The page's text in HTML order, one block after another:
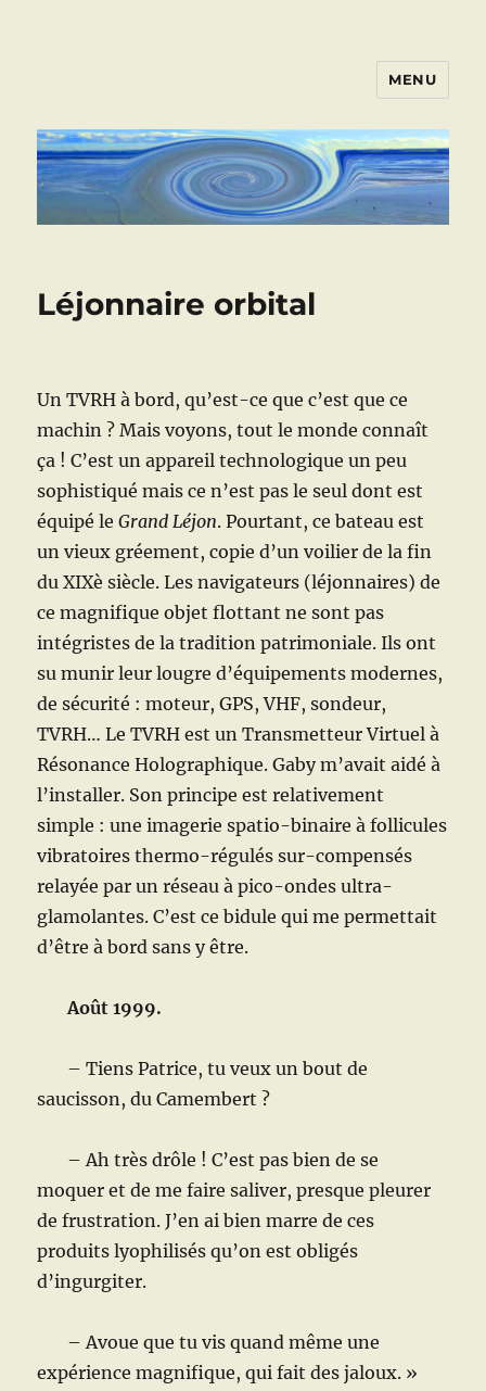
MENU
Léjonnaire orbital
Un TVRH à bord, qu’est-ce que c’est que ce
machin ? Mais voyons, tout le monde connaît
ça ! C’est un appareil technologique un peu
sophistiqué mais ce n’est pas le seul dont est
équipé leGrand Léjon. Pourtant, ce bateau est
un vieux gréement, copie d’un voilier de la fin
du XIXè siècle. Les navigateurs (léjonnaires) de
ce magnifique objet flottant ne sont pas
intégristes de la tradition patrimoniale. Ils ont
su munir leur lougre d’équipements modernes,
de sécurité : moteur, GPS, VHF, sondeur,
TVRH… Le TVRH est un Transmetteur Virtuel à
Résonance Holographique. Gaby m’avait aidé à
l’installer. Son principe est relativement
simple : une imagerie spatio-binaire à follicules
vibratoires thermo-régulés sur-compensés
relayée par un réseau à pico-ondes ultra-
glamolantes. C’est ce bidule qui me permettait
d’être à bord sans y être.
Août 1999.
– Tiens Patrice, tu veux un bout de
saucisson, du Camembert ?
– Ah très drôle ! C’est pas bien de se
moquer et de me faire saliver, presque pleurer
de frustration. J’en ai bien marre de ces
produits lyophilisés qu’on est obligés
d’ingurgiter.
– Avoue que tu vis quand même une
expérience magnifique, qui fait des jaloux. »